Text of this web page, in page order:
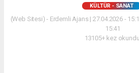
KÜLTÜR - SANAT
(Web Sitesi) - Erdemli Ajans | 27.04.2026 -
15:41
13105+ kez okundu.